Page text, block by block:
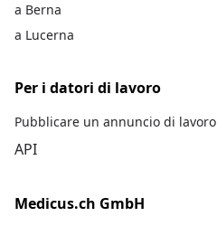
a Berna
a Lucerna
Per i datori di lavoro
Pubblicare un annuncio di lavoro
API
Medicus.ch GmbH